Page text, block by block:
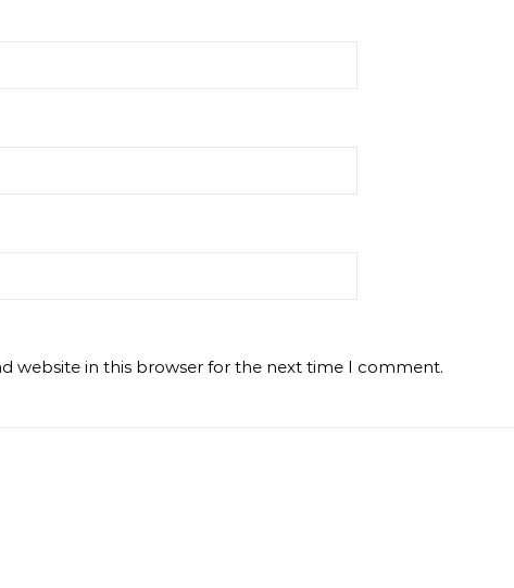
website in this browser for the next time I comment.